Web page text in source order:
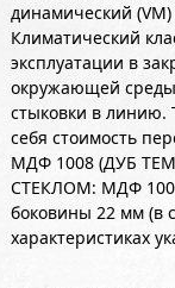
динамический
Климатический
эксплуатации в
окружающей среды
стыковки в
себя стоимость
МДФ 1008 (ДУБ
СТЕКЛОМ: МДФ
боковины 22 мм (в
характеристиках